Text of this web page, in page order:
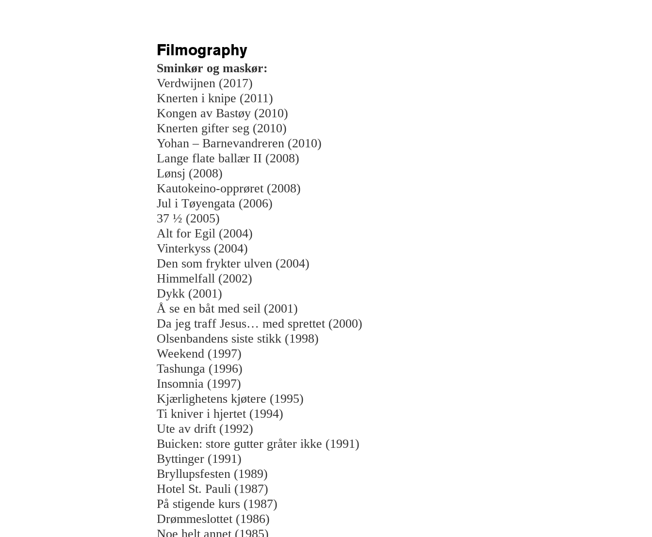
Filmography
Sminkør og maskør:
Verdwijnen (2017)
Knerten i knipe (2011)
Kongen av Bastøy (2010)
Knerten gifter seg (2010)
Yohan – Barnevandreren (2010)
Lange flate ballær II (2008)
Lønsj (2008)
Kautokeino-opprøret (2008)
Jul i Tøyengata (2006)
37 ½ (2005)
Alt for Egil (2004)
Vinterkyss (2004)
Den som frykter ulven (2004)
Himmelfall (2002)
Dykk (2001)
Å se en båt med seil (2001)
Da jeg traff Jesus… med sprettet (2000)
Olsenbandens siste stikk (1998)
Weekend (1997)
Tashunga (1996)
Insomnia (1997)
Kjærlighetens kjøtere (1995)
Ti kniver i hjertet (1994)
Ute av drift (1992)
Buicken: store gutter gråter ikke (1991)
Byttinger (1991)
Bryllupsfesten (1989)
Hotel St. Pauli (1987)
På stigende kurs (1987)
Drømmeslottet (1986)
Noe helt annet (1985)